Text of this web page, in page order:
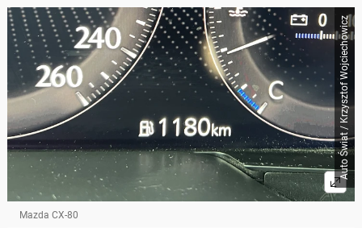
Auto Świat / Krzysztof Wojciechowicz
Mazda CX-80